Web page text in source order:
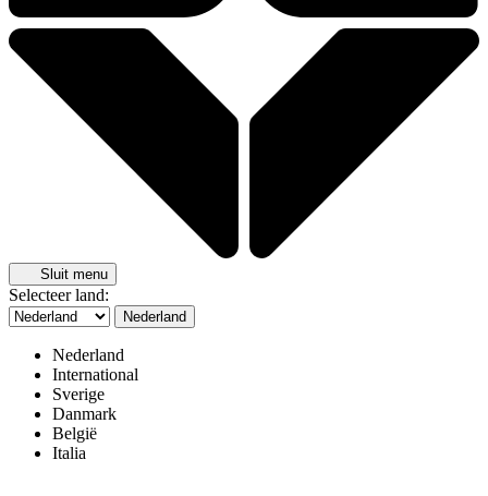
Sluit menu
Selecteer land:
Nederland
Nederland
International
Sverige
Danmark
België
Italia